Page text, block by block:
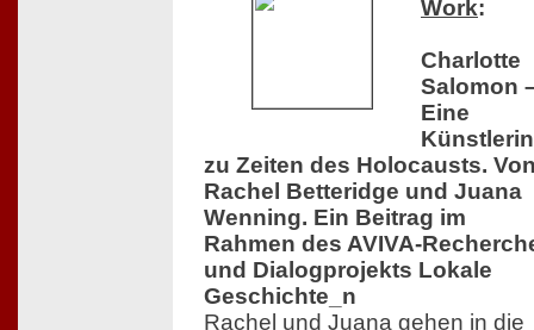
Work:
Charlotte
Salomon
Eine
Künstlerin
zu Zeiten des Holocausts.
Rachel Betteridge und Juana
Wenning. Ein Beitrag im
Rahmen des AVIVA-
und Dialogprojekts Lokale
Geschichte_n
Rachel und Juana gehen in die